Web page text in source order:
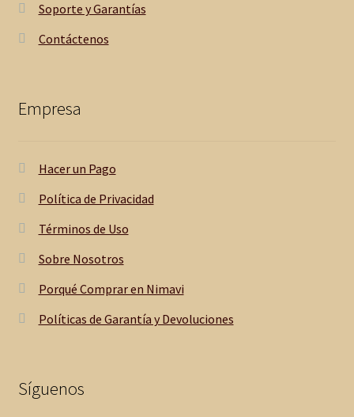
Soporte y Garantías
Contáctenos
Empresa
Hacer un Pago
Política de Privacidad
Términos de Uso
Sobre Nosotros
Porqué Comprar en Nimavi
Políticas de Garantía y Devoluciones
Síguenos